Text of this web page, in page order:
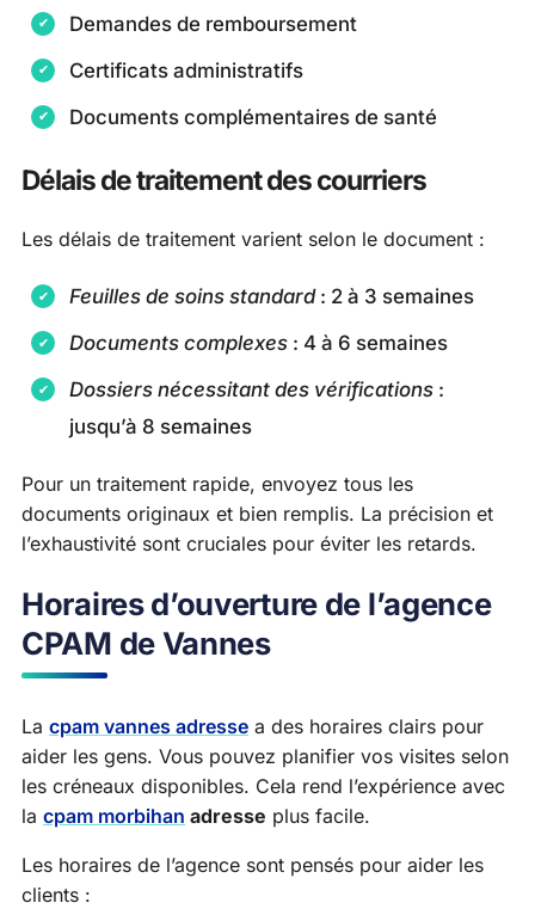
Demandes de remboursement
Certificats administratifs
Documents complémentaires de santé
Délais de traitement des courriers
Les délais de traitement varient selon le document :
Feuilles de soins standard: 2 à 3 semaines
Documents complexes : 4 à 6 semaines
Dossiers nécessitant des vérifications :
jusqu’à 8 semaines
Pour un traitement rapide, envoyez tous les
documents originaux et bien remplis. La précision et
l’exhaustivité sont cruciales pour éviter les retards.
Horaires d’ouverture de l’agence
CPAM de Vannes
La cpam vannes adresse a des horaires clairs pour
aider les gens. Vous pouvez planifier vos visites selon
les créneaux disponibles. Cela rend l’expérience avec
la cpam morbihan adresse plus facile.
Les horaires de l’agence sont pensés pour aider les
clients :